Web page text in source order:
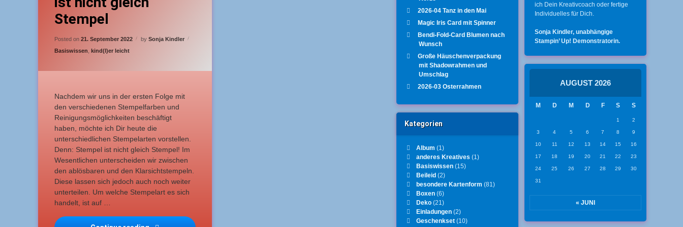
Stempel
Posted on21. September 2022 bySonja Kindler
Categories:
Basiswissen ,kind(l)er leicht
Nachdem wir uns in der ersten Folge mit
den verschiedenen Stempelfarben und
Reinigungsmöglichkeiten beschäftigt
haben, möchte ich Dir heute die
unterschiedlichen Stempelarten vorstellen.
Denn: Stempel ist nicht gleich Stempel! Im
Wesentlichen unterscheiden wir zwischen
den ablösbaren und den Klarsichtstempeln.
Diese lassen sich jedoch auch noch weiter
unterteilen. Um welche Stempelart es sich
handelt, ist auf …
2026-04 Tanz in den Mai
Magic Iris Card mit Spinner
Bendi-Fold-Card Blumen nach
Wunsch
Große Häuschenverpackung
mit Shadowrahmen und
Umschlag
2026-03 Osterrahmen
Kategorien
Album (1)
anderes Kreatives (1)
Basiswissen(15)
Beileid(2)
besondere Kartenform (81)
Boxen(6)
Deko(21)
Einladungen(2)
Geschenkset(10)
ich Dein Kreativcoach oder fertige
Individuelles für Dich.
Sonja Kindler, unabhängige
Stampin’ Up! Demonstratorin.
AUGUST 2026
M D M D F S S
1 2
3 4 5 6 7 8 9
10 11 12 13 14 15 16
17 18 19 20 21 22 23
24 25 26 27 28 29 30
31
« JUNI